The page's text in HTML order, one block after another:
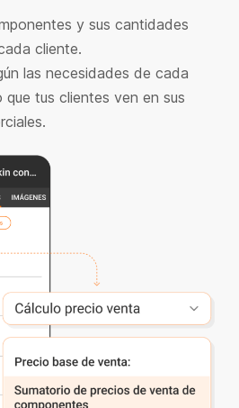
y sus cantidades
cliente.
las necesidades de cada
tus clientes ven en sus